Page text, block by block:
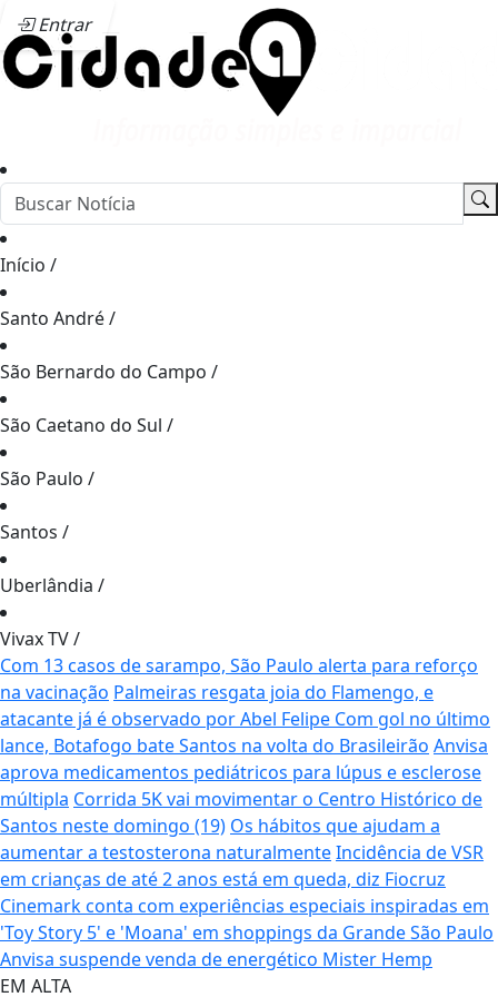
Entrar
Início /
Santo André/
São Bernardo do Campo /
São Caetano do Sul /
São Paulo /
Santos /
Uberlândia /
Vivax TV/
Com 13 casos de sarampo, São Paulo alerta para reforço
na vacinação Palmeiras resgata joia do Flamengo, e
atacante já é observado por Abel Felipe Com gol no último
lance, Botafogo bate Santos na volta do Brasileirão Anvisa
aprova medicamentos pediátricos para lúpus e esclerose
múltipla Corrida 5K vai movimentar o Centro Histórico de
Santos neste domingo (19) Os hábitos que ajudam a
aumentar a testosterona naturalmenteIncidência de VSR
em crianças de até 2 anos está em queda, diz Fiocruz
Cinemark conta com experiências especiais inspiradas em
'Toy Story 5' e 'Moana' em shoppings da Grande São Paulo
Anvisa suspende venda de energético Mister Hemp
EM ALTA